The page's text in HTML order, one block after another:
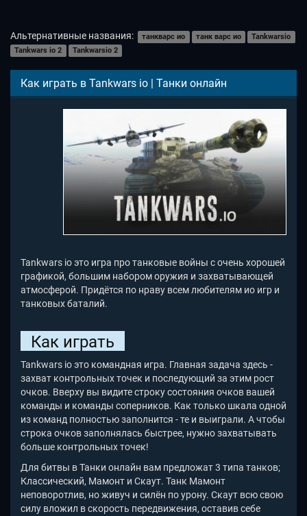
Альтернативные названия: танкварс ио танк варс ио
Tankwarsio
Tankwars io 2
Tankwarsio 2
Как играть в Tankwars io | Танки онлайн
Tankwars io это игра про танковые войны с очень хорошей
графикой, большим набором оружия и захватывающей
атмосферой. Придётся по нраву всем любителям ио игр и
танковых баталий.
Как играть
Tankwars ioэто командная игра. Главная задача здесь -
захват контрольных точек и последующий за этим рост
очков. Вверху вы видите строку состояния очков вашей
команды и команды соперников. Как только шкала одной
из команд полностью заполнится - те и выиграли. А чтобы
строка очков заполнялась быстрее, нужно захватывать
больше контрольных точек!
Для битвы в Танки онлайн вам предложат 3 типа танков;
Классический, Мамонт и Скаут. Танк Мамонт
неповоротлив, но живуч и силён по урону. Скаут всю свою
силу вложил в скорость передвижения, оставив себе